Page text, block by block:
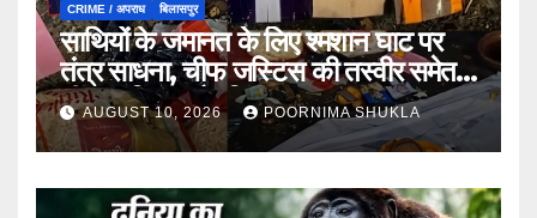
CRIME / अपराध बिलासपुर
साथियों के जमानत के लिए श्मशान घाट पर
तंत्र साधना, चीफ जस्टिस की तस्वीर समेत
नींबू, नारियल और सिंदूर बरामद
AUGUST 10, 2026 POORNIMA SHUKLA